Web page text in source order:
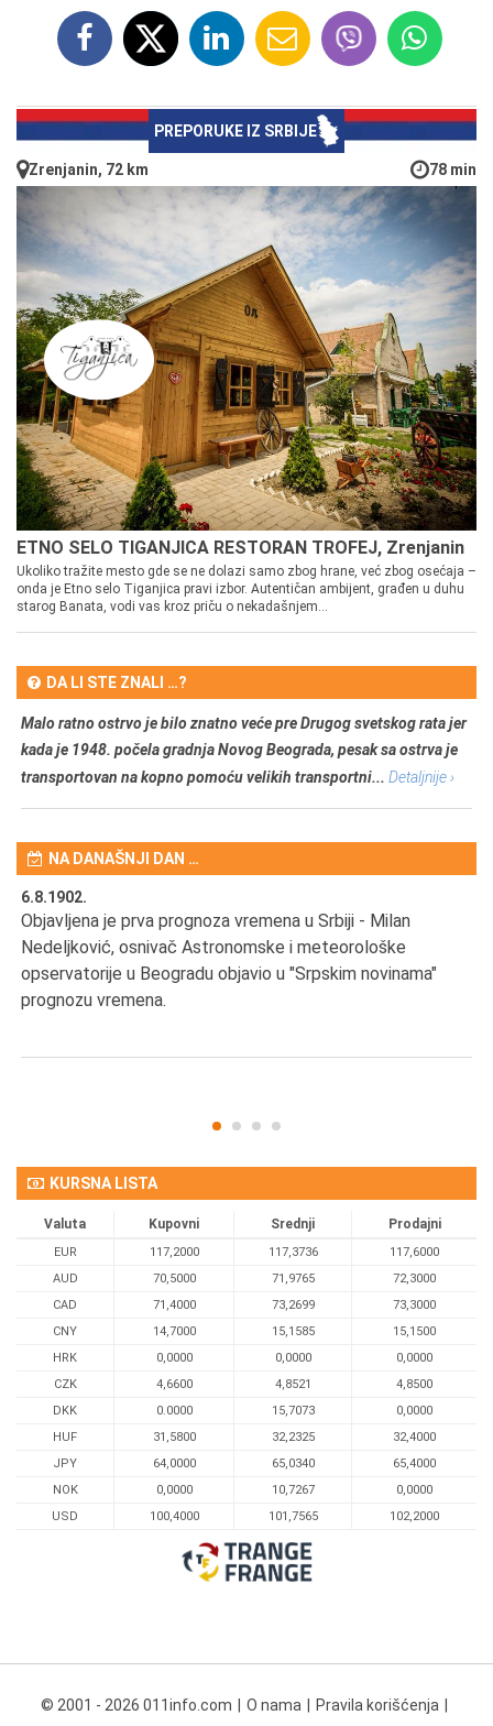
PREPORUKE IZ SRBIJE
Zrenjanin, 72 km 78 min
ETNO SELO TIGANJICA RESTORAN TROFEJ, Zrenjanin
Ukoliko tražite mesto gde se ne dolazi samo zbog hrane, već zbog osećaja –
onda je Etno selo Tiganjica pravi izbor. Autentičan ambijent, građen u duhu
starog Banata, vodi vas kroz priču o nekadašnjem...
DA LI STE ZNALI …?
Malo ratno ostrvo je bilo znatno veće pre Drugog svetskog rata jer
kada je 1948. počela gradnja Novog Beograda, pesak sa ostrva je
transportovan na kopno pomoću velikih transportni... Detaljnije ›
NA DANAŠNJI DAN …
6.8.1902.
Objavljena je prva prognoza vremena u Srbiji - Milan
Nedeljković, osnivač Astronomske i meteorološke
opservatorije u Beogradu objavio u "Srpskim novinama"
prognozu vremena.
KURSNA LISTA
Valuta Kupovni Srednji Prodajni
EUR 117,2000 117,3736
117,6000
AUD
70,5000 71,9765
72,3000
CAD
71,4000 73,2699
73,3000
CNY
14,7000 15,1585
15,1500
HRK
0,0000 0,0000
0,0000
CZK
4,6600 4,8521
4,8500
DKK
0.0000 15,7073
0,0000
HUF
31,5800 32,2325
32,4000
JPY
64,0000 65,0340
65,4000
NOK
0,0000 10,7267
0,0000
USD
100,4000 101,7565 102,2000
© 2001 - 2026 011info.com O nama Pravila korišćenja